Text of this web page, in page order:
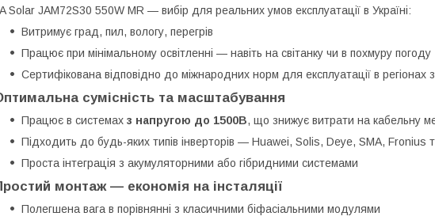
Solar JAM72S30 550W MR — вибір для реальних умов експлуатації в Україні:
Витримує град, пил, вологу, перегрів
Працює при мінімальному освітленні — навіть на світанку чи в похмуру погоду
Сертифікована відповідно до міжнародних норм для експлуатації в регіонах
сумісність та масштабування
Працює в системах з напругою до 1500В, що знижує витрати на кабельну
Підходить до будь-яких типів інверторів — Huawei, Solis, Deye, SMA, Fronius
Проста інтеграція з акумуляторними або гібридними системами
монтаж — економія на інсталяції
Полегшена вага в порівнянні з класичними біфасіальними модулями